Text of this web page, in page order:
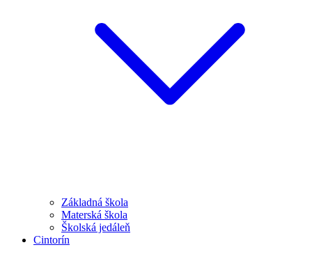
Základná škola
Materská škola
Školská jedáleň
Cintorín